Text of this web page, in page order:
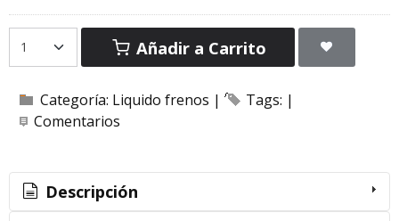
Añadir a Carrito
Categoría: Liquido frenos | Tags: |
Comentarios
Descripción